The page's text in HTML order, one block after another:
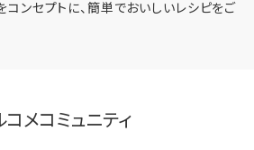
ンセプトに、簡単でおいしいレシピをご
コメコミュニティ